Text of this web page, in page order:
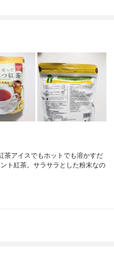
茶アイスでもホットでも溶かすだ
ト紅茶。サラサラとした粉末なの